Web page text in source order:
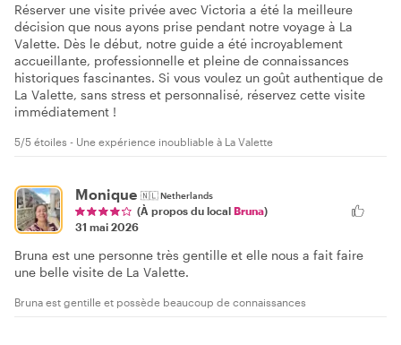
Réserver une visite privée avec Victoria a été la meilleure
décision que nous ayons prise pendant notre voyage à La
Valette. Dès le début, notre guide a été incroyablement
accueillante, professionnelle et pleine de connaissances
historiques fascinantes. Si vous voulez un goût authentique de
La Valette, sans stress et personnalisé, réservez cette visite
immédiatement !
5/5 étoiles - Une expérience inoubliable à La Valette
Monique 🇳🇱Netherlands
(À propos du local Bruna)
31 mai 2026
Bruna est une personne très gentille et elle nous a fait faire
une belle visite de La Valette.
Bruna est gentille et possède beaucoup de connaissances